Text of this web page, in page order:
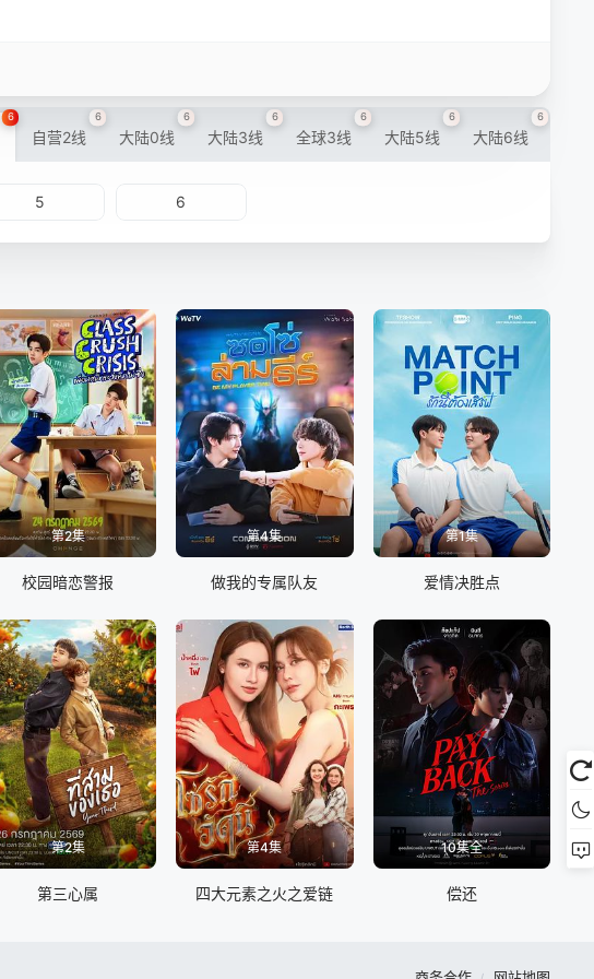
6
自营2线
6
大陆0线
6
大陆3线
6
全球3线
6
大陆5线
6
大陆6线
6
5 6
第2集
校园暗恋警报
第4集
做我的专属队友
第1集
爱情决胜点
第2集
第三心属
第4集
四大元素之火之爱链
10集全
偿还